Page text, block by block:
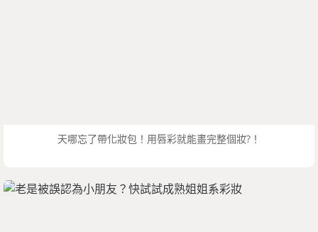
天哪忘了帶化妝包！用唇彩就能畫完整個妝?！